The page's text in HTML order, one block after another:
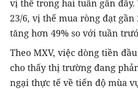
vị thế trong hai tuần gần
23/6, vị thế mua ròng đạt gần
tăng hơn 49% so với tuần
Theo MXV, việc dòng tiền
cho thấy thị trường đang
ngại thực tế về tiến độ mùa